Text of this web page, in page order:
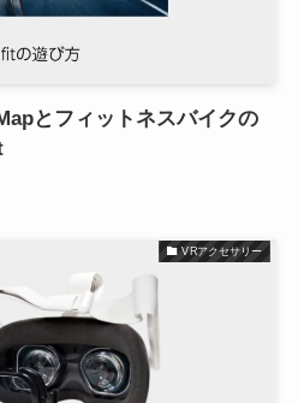
とフィットネスバイクの
VRアクセサリー